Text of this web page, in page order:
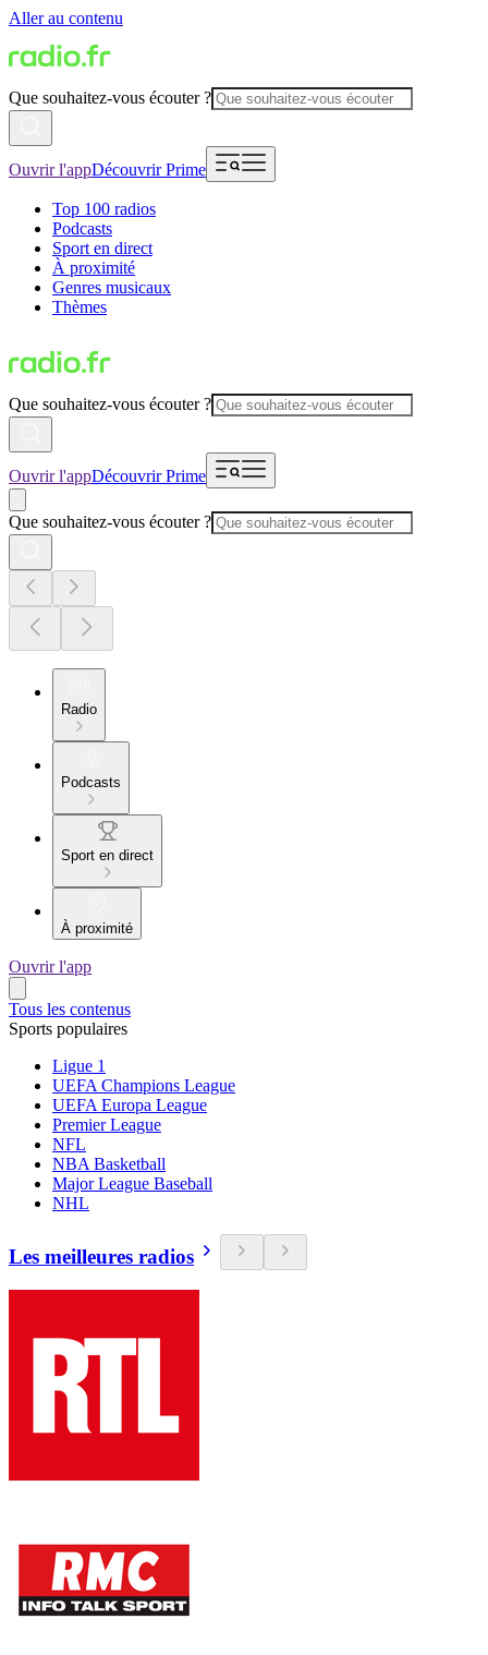
Aller au contenu
Que souhaitez-vous écouter ?
Ouvrir l'appDécouvrir Prime
Top 100 radios
Podcasts
Sport en direct
À proximité
Genres musicaux
Thèmes
Que souhaitez-vous écouter ?
Ouvrir l'appDécouvrir Prime
Que souhaitez-vous écouter ?
Radio
Podcasts
Sport en direct
À proximité
Ouvrir l'app
Tous les contenus
Sports populaires
Ligue 1
UEFA Champions League
UEFA Europa League
Premier League
NFL
NBA Basketball
Major League Baseball
NHL
Les meilleures radios